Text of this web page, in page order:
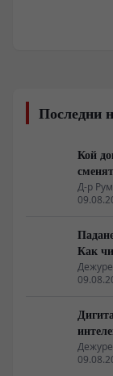
Последни
Кой
Д-р
Как